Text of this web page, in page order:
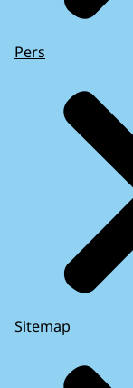
Pers
Sitemap